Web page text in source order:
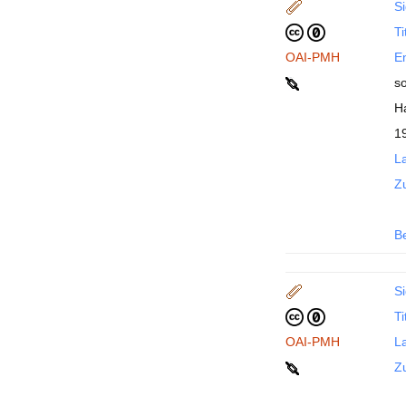
OAI-PMH
OAI-PMH